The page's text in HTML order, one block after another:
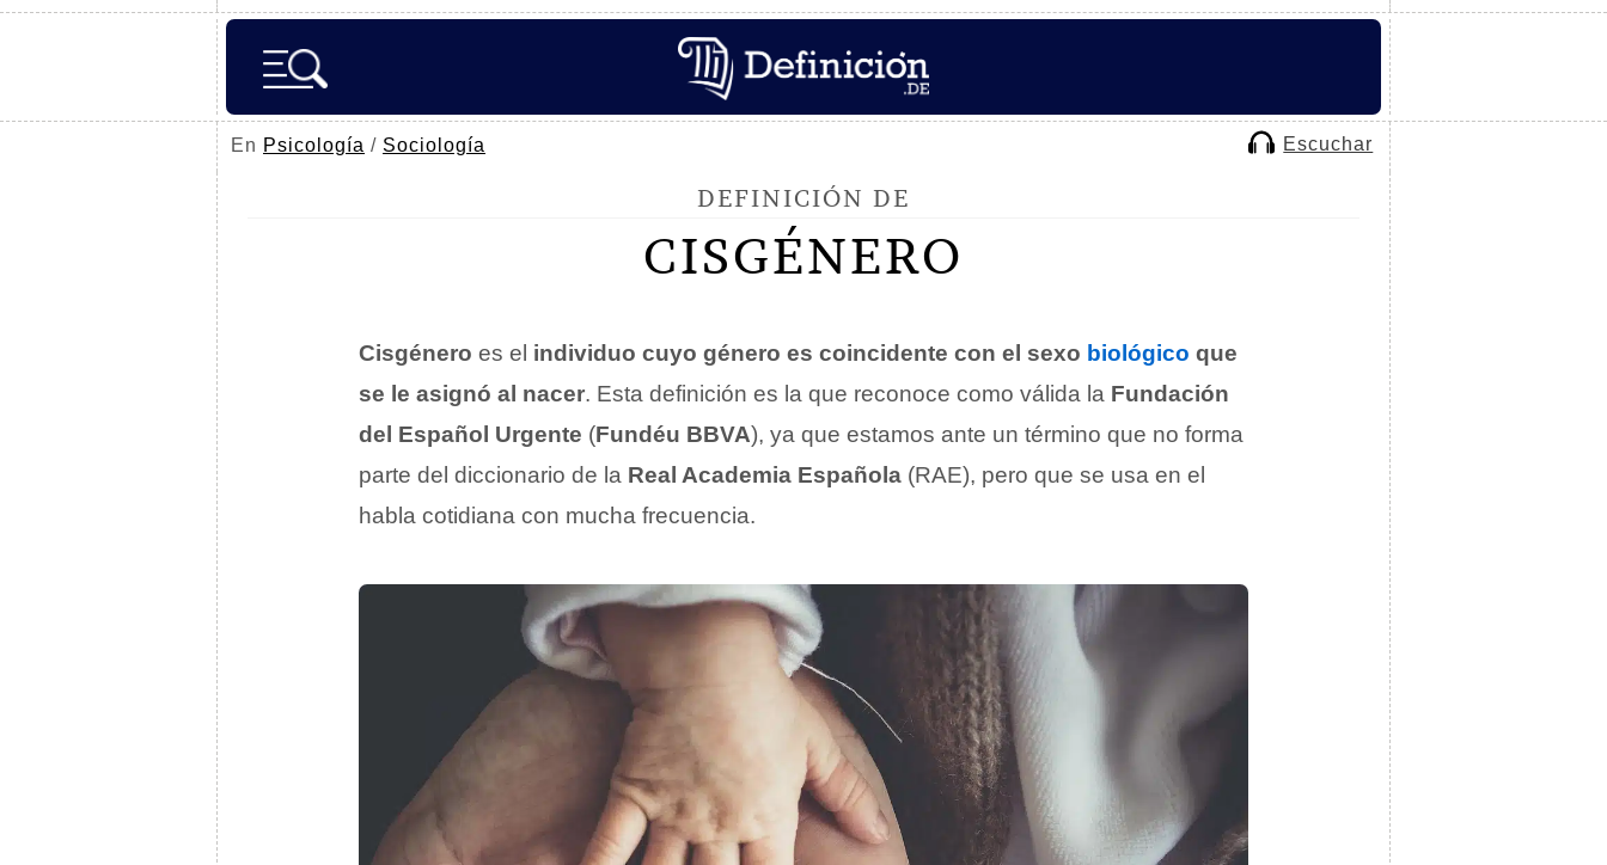
En Psicología / Sociología Escuchar
DEFINICIÓN DE
CISGÉNERO
Cisgénero es el individuo cuyo género es coincidente con el sexo biológico que
se le asignó al nacer. Esta definición es la que reconoce como válida la Fundación
del Español Urgente (Fundéu BBVA), ya que estamos ante un término que no forma
parte del diccionario de la Real Academia Española (RAE), pero que se usa en el
habla cotidiana con mucha frecuencia.